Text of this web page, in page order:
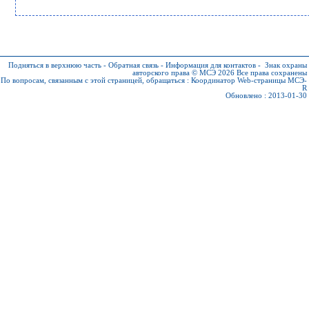
Подняться в верхнюю часть - Обратная связь - Информация для контактов - Знак охраны
авторского права © МСЭ 2026 Все права сохранены
По вопросам, связанным с этой страницей, обращаться : Координатор Web-страницы МСЭ-
R
Обновлено : 2013-01-30